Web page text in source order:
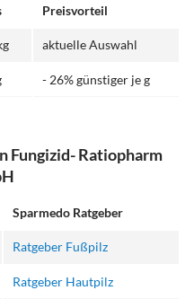
Preisvorteil
aktuelle Auswahl
- 26% günstiger je g
Fungizid- Ratiopharm
Sparmedo Ratgeber
Ratgeber Fußpilz
Ratgeber Hautpilz